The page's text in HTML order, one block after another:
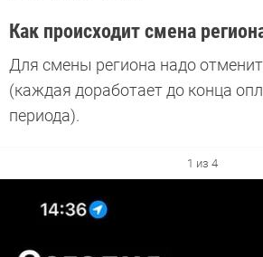
Как происходит смена
Для смены региона надо
(каждая доработает до конца
периода).
1 из 4